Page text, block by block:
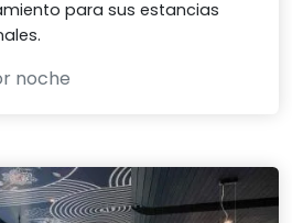
para sus estancias
noche